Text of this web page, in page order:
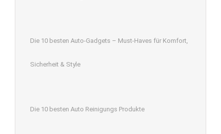
Die 10 besten Auto-Gadgets – Must-Haves für Komfort,
Sicherheit & Style
Die 10 besten Auto Reinigungs Produkte